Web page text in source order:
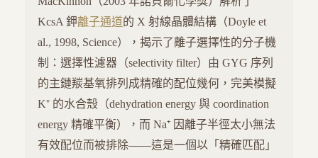
KcsA 鉀離子通道的 X 射線晶體結構（Doyle et
al., 1998, Science），揭示了離子選擇性的分子機
制：選擇性濾器（selectivity filter）由 GYG 序列
的主鏈羰基氧排列成精確的配位幾何，完美模擬
K⁺ 的水合殼（dehydration energy 與 coordination
energy 精確平衡），而 Na⁺ 因離子半徑太小無法
有效配位而被排除——這是一個以「精確匹配」